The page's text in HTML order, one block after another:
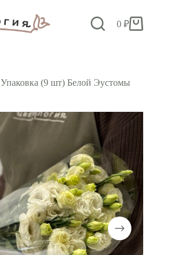
Корзина
0₽
Упаковка (9 шт) Белой Эустомы